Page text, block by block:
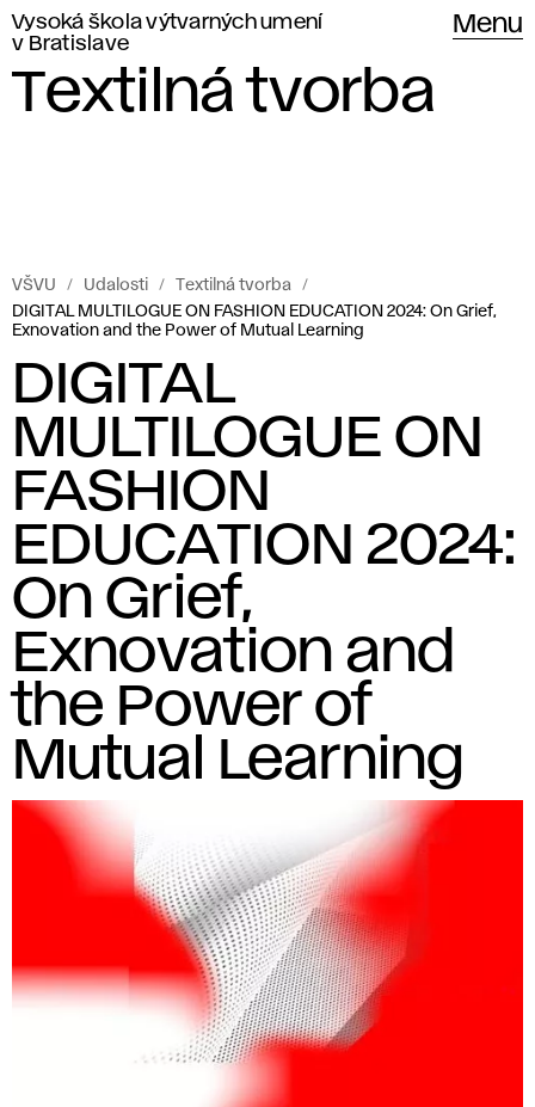
Vysoká škola výtvarných umení
v Bratislave
Menu
Textilná tvorba
VŠVU Udalosti
Textilná tvorba
DIGITAL MULTILOGUE ON FASHION EDUCATION 2024: On Grief,
Exnovation and the Power of Mutual Learning
DIGITAL
MULTILOGUE ON
FASHION
EDUCATION 2024:
On Grief,
Exnovation and
the Power of
Mutual Learning